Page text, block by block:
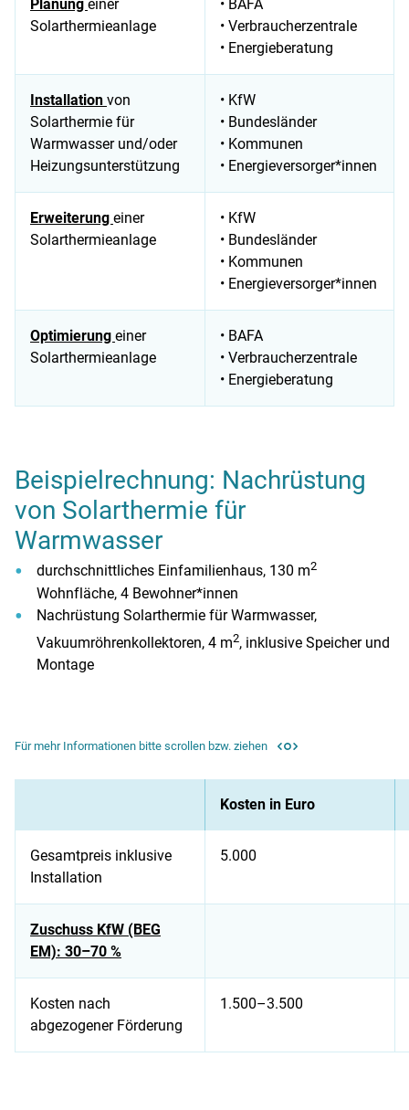
Planung einer
Solarthermieanlage
• BAFA
• Verbraucherzentrale
• Energieberatung
Installation von
Solarthermie für
Warmwasser und/oder
Heizungsunterstützung
• KfW
• Bundesländer
• Kommunen
• Energieversorger*innen
Erweiterung einer
Solarthermieanlage
• KfW
• Bundesländer
• Kommunen
• Energieversorger*innen
Optimierung einer
Solarthermieanlage
• BAFA
• Verbraucherzentrale
• Energieberatung
Beispielrechnung: Nachrüstung
von Solarthermie für
Warmwasser
durchschnittliches Einfamilienhaus, 130 m2
Wohnfläche, 4 Bewohner*innen
Nachrüstung Solarthermie für Warmwasser,
Vakuumröhrenkollektoren, 4 m2, inklusive Speicher und
Montage
Für mehr Informationen bitte scrollen bzw. ziehen
Kosten in Euro
Gesamtpreis inklusive
Installation
5.000
Zuschuss KfW (BEG
EM): 30–70 %
Kosten nach
abgezogener Förderung
1.500–3.500